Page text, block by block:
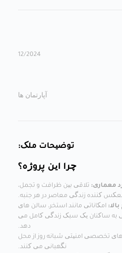
12/2024
آپارتمان ها
توضیحات ملک:
چرا این پروژه؟
معماری: تلاقی بین ظرافت و تجمل،
کننده زندگی معاصر در هر جنبه.
امکاناتی مانند استخر، سالن های
به ساکنان یک سبک زندگی کامل می
دهد.
های تخصصی امنیتی شبانه روز از محل
نگهبانی می کنند.